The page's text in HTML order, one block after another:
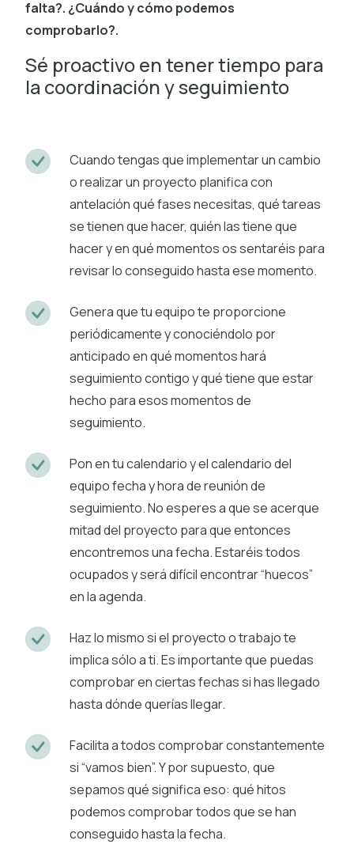
falta?. ¿Cuándo y cómo podemos
comprobarlo?.
Sé proactivo en tener tiempo para
la coordinación y seguimiento
Cuando tengas que implementar un cambio
o realizar un proyecto planifica con
antelación qué fases necesitas, qué tareas
se tienen que hacer, quién las tiene que
hacer y en qué momentos os sentaréis para
revisar lo conseguido hasta ese momento.
Genera que tu equipo te proporcione
periódicamente y conociéndolo por
anticipado en qué momentos hará
seguimiento contigo y qué tiene que estar
hecho para esos momentos de
seguimiento.
Pon en tu calendario y el calendario del
equipo fecha y hora de reunión de
seguimiento. No esperes a que se acerque
mitad del proyecto para que entonces
encontremos una fecha. Estaréis todos
ocupados y será difícil encontrar “huecos”
en la agenda.
Haz lo mismo si el proyecto o trabajo te
implica sólo a ti. Es importante que puedas
comprobar en ciertas fechas si has llegado
hasta dónde querías llegar.
Facilita a todos comprobar constantemente
si “vamos bien”. Y por supuesto, que
sepamos qué significa eso: qué hitos
podemos comprobar todos que se han
conseguido hasta la fecha.